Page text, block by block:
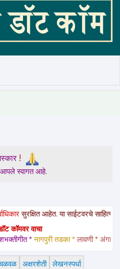
!
आपले स्वागत आहे.
आहेत. या साईटवरचे साहित्य इतरांना
कॉमवर वाचा
* नागपुरी तडका * लावणी * अंगाईगीत *
चळवळ अक्षरशेती लेखनस्पर्धा